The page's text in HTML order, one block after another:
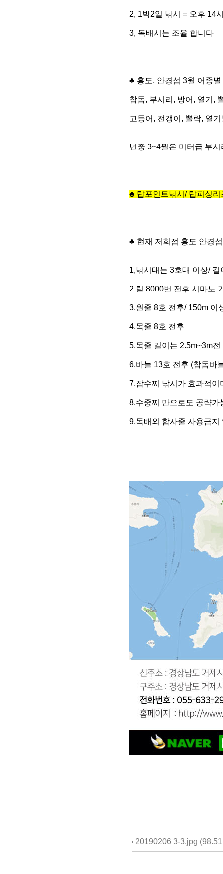
2, 1박2일 낚시 = 오후 14
3, 독배시는 조율 합니다
♣ 홍도, 안경섬 3월 어종별
참돔, 부시리, 방어, 열기,
고등어, 전갱이, 뽈락, 열
년중 3~4월은 미터급 부
♣ 탑포인트낚시/ 탑피싱
♣ 현재 저희점 홍도 안경
1,낚시대는 3호대 이상/ 길
2,릴 8000번 전후 시마노
3,원줄 8호 전후/ 150m 이
4,목줄 8호 전후
5,목줄 길이는 2.5m~3m
6,바늘 13호 전후 (참돔바
7,잠수찌 낚시가 효과적이
8,수중찌 만으로도 공략가
9,독배외 합사줄 사용금지
20190206 3-3.jpg